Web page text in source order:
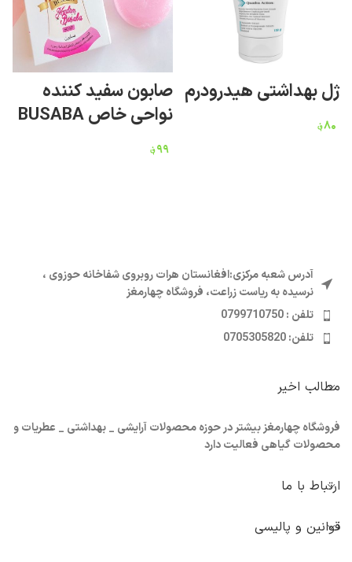
ژل بهداشتی هیدرودرم
۸۰؋
صابون سفید کننده
نواحی خاص BUSABA
۹۹؋
آدرس شعبه مرکزی:افغانستان هرات روبروی شفاخانه حوزوی ،
نرسیده به ریاست زراعت، فروشگاه چهارمغز
تلفن : 0799710750
تلفن: 0705305820
مطالب اخیر
فروشگاه چهارمغز بیشتر در حوزه محصولات آرایشی _ بهداشتی _ عطریات و
محصولات گیاهی فعالیت دارد
ارتباط با ما
قوانین و پالیسی